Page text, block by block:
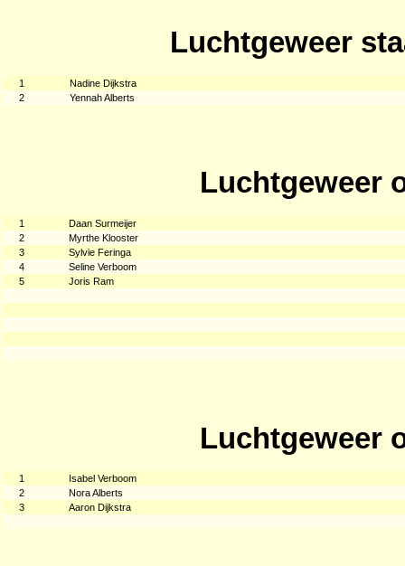
Luchtgeweer
1
Nadine Dijkstra
2
Yennah Alberts
Luchtgeweer
1
Daan Surmeijer
2
Myrthe Klooster
3
Sylvie Feringa
4
Seline Verboom
5
Joris Ram
Luchtgeweer
1
Isabel Verboom
2
Nora Alberts
3
Aaron Dijkstra